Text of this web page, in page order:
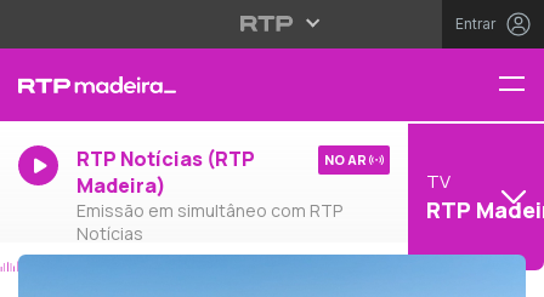
Entrar
RTP Notícias (RTP
Madeira)
Emissão em simultâneo com RTP
Notícias
NO AR
TV
RTP